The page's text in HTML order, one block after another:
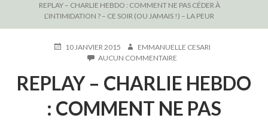
D'ARIANE
REPLAY – CHARLIE HEBDO : COMMENT NE PAS CÉDER À
L’INTIMIDATION ? – CE SOIR (OU JAMAIS !) – LA PEUR
PUBLIÉ10 JANVIER 2015 AUTEUR
EMMANUELLE CESARI
AUCUN COMMENTAIRE
–
CHARLIE
HEBDO
:
REPLAY – CHARLIE HEBDO
: COMMENT NE PAS